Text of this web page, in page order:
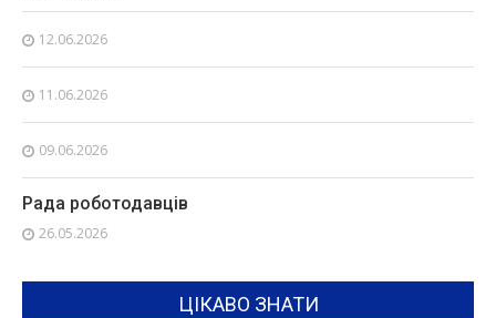
12.06.2026
11.06.2026
09.06.2026
Рада роботодавців
26.05.2026
ЦІКАВО ЗНАТИ